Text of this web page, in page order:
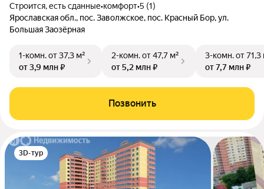
Строится, есть сданные•комфорт•5 (1)
Ярославская обл., пос. Заволжское, пос. Красный Бор, ул.
Большая Заозёрная
1-комн.от 37,3 м²
от 3,9 млн ₽
2-комн.от 47,7 м²
от 5,2 млн ₽
3-комн.от 71,3
от 7,7 млн ₽
Позвонить
3D-тур